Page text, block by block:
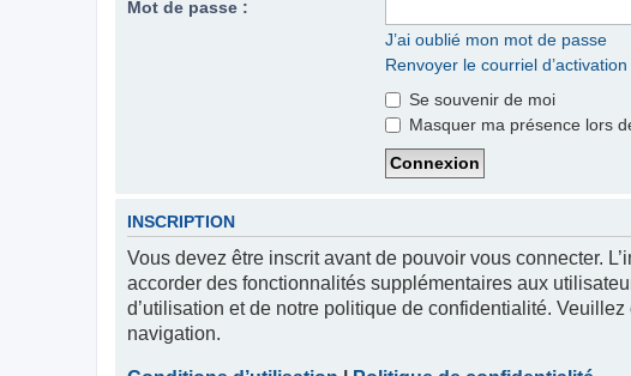
Mot de passe :
J’ai oublié mon mot de passe
Renvoyer le courriel d’activation
Se souvenir de moi
Masquer ma présence lors
INSCRIPTION
Vous devez être inscrit avant de pouvoir vous connecter.
accorder des fonctionnalités supplémentaires aux
d’utilisation et de notre politique de confidentialité.
navigation.